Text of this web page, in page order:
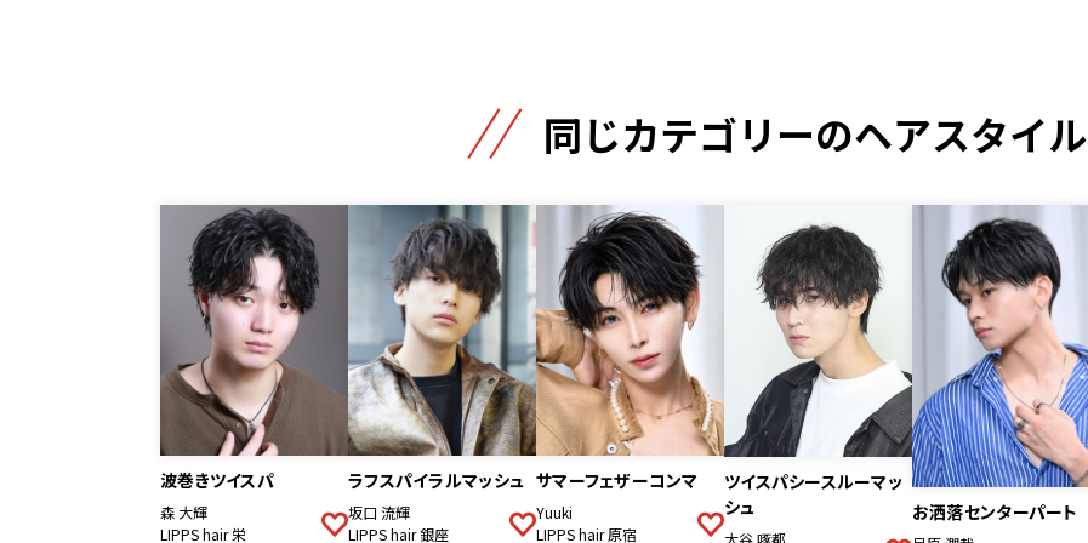
同じカテゴリーのヘアスタイル
波巻きツイスパ
森 大輝
LIPPS hair 栄
ラフスパイラルマッシュ
坂口 流輝
LIPPS hair 銀座
サマーフェザーコンマ
Yuuki
LIPPS hair 原宿
ツイスパシースルーマッ
シュ
お洒落センターパート